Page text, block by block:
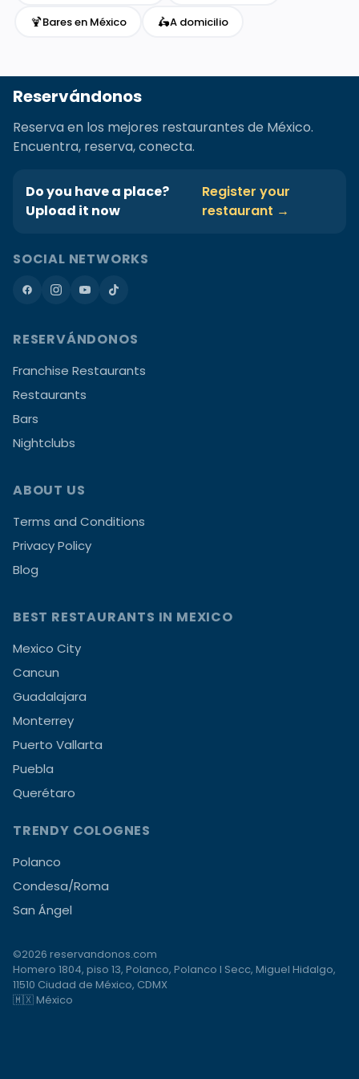
🍹Bares en México 🛵A domicilio
Reservándonos
Reserva en los mejores restaurantes de México.
Encuentra, reserva, conecta.
Do you have a place?
Upload it now
Register your
restaurant →
SOCIAL NETWORKS
RESERVÁNDONOS
Franchise Restaurants
Restaurants
Bars
Nightclubs
ABOUT US
Terms and Conditions
Privacy Policy
Blog
BEST RESTAURANTS IN MEXICO
Mexico City
Cancun
Guadalajara
Monterrey
Puerto Vallarta
Puebla
Querétaro
TRENDY COLOGNES
Polanco
Condesa/Roma
San Ángel
©2026 reservandonos.com
Homero 1804, piso 13, Polanco, Polanco I Secc, Miguel Hidalgo,
11510 Ciudad de México, CDMX
🇲🇽 México